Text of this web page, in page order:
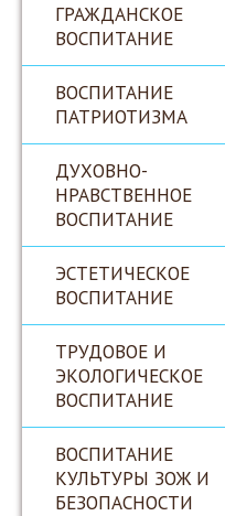
ГРАЖДАНСКОЕ
ВОСПИТАНИЕ
ВОСПИТАНИЕ
ПАТРИОТИЗМА
ДУХОВНО-
НРАВСТВЕННОЕ
ВОСПИТАНИЕ
ЭСТЕТИЧЕСКОЕ
ВОСПИТАНИЕ
ТРУДОВОЕ И
ЭКОЛОГИЧЕСКОЕ
ВОСПИТАНИЕ
ВОСПИТАНИЕ
КУЛЬТУРЫ ЗОЖ И
БЕЗОПАСНОСТИ